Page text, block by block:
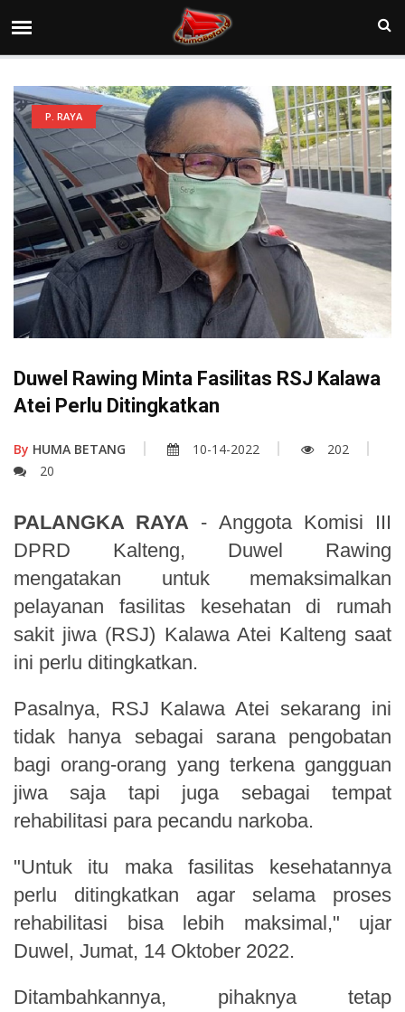
P. RAYA
Duwel Rawing Minta Fasilitas RSJ Kalawa
Atei Perlu Ditingkatkan
By HUMA BETANG 10-14-2022
202
20
PALANGKA RAYA - Anggota Komisi III
DPRD Kalteng, Duwel Rawing
mengatakan untuk memaksimalkan
pelayanan fasilitas kesehatan di rumah
sakit jiwa (RSJ) Kalawa Atei Kalteng saat
ini perlu ditingkatkan.
Pasalnya, RSJ Kalawa Atei sekarang ini
tidak hanya sebagai saranapengobatan
bagi orang-orang yang terkena gangguan
jiwa saja tapi juga sebagai tempat
rehabilitasi para pecandu narkoba.
"Untuk itu maka fasilitas kesehatannya
perlu ditingkatkan agar selama proses
rehabilitasi bisa lebih maksimal," ujar
Duwel, Jumat, 14 Oktober 2022.
Ditambahkannya, pihaknya tetap